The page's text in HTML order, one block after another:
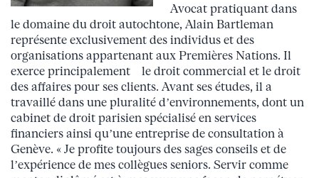
Avocat pratiquant dans
le domaine du droit autochtone, Alain Bartleman
représente exclusivement des individus et des
organisations appartenant aux Premières Nations. Il
exerce principalement le droit commercial et le droit
des affaires pour ses clients. Avant ses études, il a
travaillé dans une pluralité d’environnements, dont un
cabinet de droit parisien spécialisé en services
financiers ainsi qu’une entreprise de consultation à
Genève. « Je profite toujours des sages conseils et de
l’expérience de mes collègues seniors. Servir comme